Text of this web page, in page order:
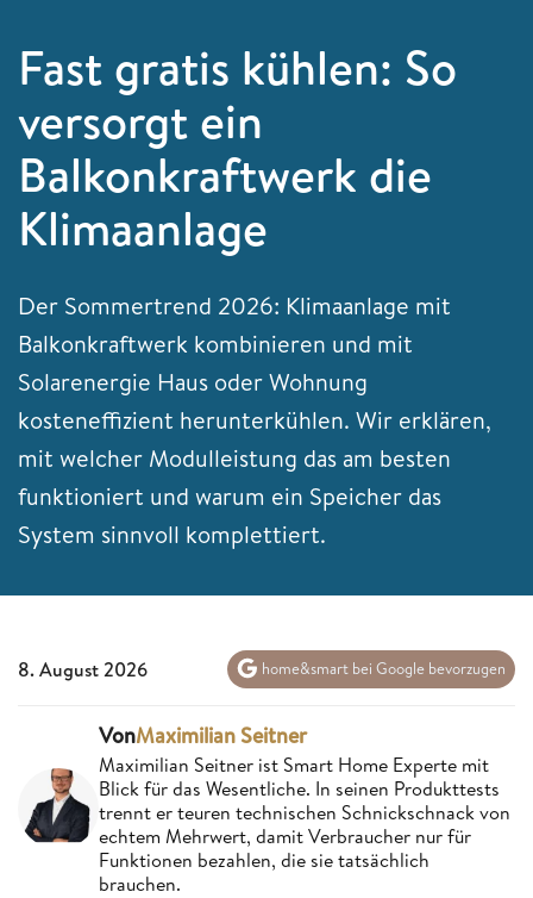
Fast gratis kühlen: So
versorgt ein
Balkonkraftwerk die
Klimaanlage
Der Sommertrend 2026: Klimaanlage mit
Balkonkraftwerk kombinieren und mit
Solarenergie Haus oder Wohnung
kosteneffizient herunterkühlen. Wir erklären,
mit welcher Modulleistung das am besten
funktioniert und warum ein Speicher das
System sinnvoll komplettiert.
8. August 2026 home&smart bei Google bevorzugen
VonMaximilian Seitner
Maximilian Seitner ist Smart Home Experte mit
Blick für das Wesentliche. In seinen Produkttests
trennt er teuren technischen Schnickschnack von
echtem Mehrwert, damit Verbraucher nur für
Funktionen bezahlen, die sie tatsächlich
brauchen.